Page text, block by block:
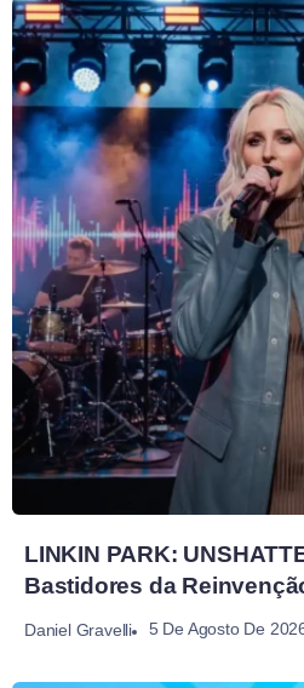
LINKIN PARK:
Bastidores da
Daniel Gravelli 5 De Agosto De